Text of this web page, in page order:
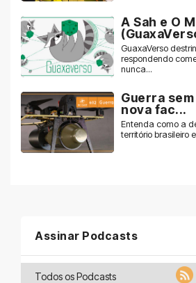
A Sah e O
GuaxaVerso
respondendo
nunca...
Guerra
nova fac...
Entenda como a
território brasileiro
Assinar Podcasts
Todos os Podcasts